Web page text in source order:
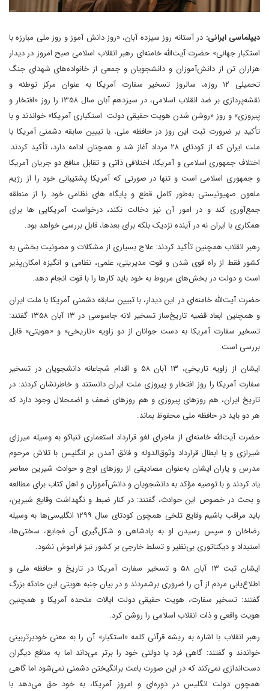
دیپلماسی ایرانی: در آستانه روز سیزده آبان، «روز دانش آموز و روز ملی مبارزه با
استکبار جهانی» حضرت آیت‌الله خامنه‌ای رهبر انقلاب اسلامی صبح امروز در دیدار
هزاران تن از دانش‌آموزان و دانشجویان و جمعی از خانواده‌های شهدای جنگ
تحمیلی ۱۲ روزه، سالروز تسخیر سفارت آمریکا به عنوان مرکز توطئه و
نقشه‌پردازی بر ضد انقلاب اسلامی، در سیزدهم آبان سال ۱۳۵۸ را روز «افتخار و
پیروزی» و روز «روشن شدن هویت حقیقی دولت استکباری آمریکا» خواندند و با
تأکید بر ضرورت ثبت این روز در حافظه ملی، با تبیین سابقه دشمنی آمریکا با
ملت ایران که از کودتای ۲۸ مرداد آغاز شد و همچنان ادامه دارد، تأکید کردند:
اختلاف جمهوری اسلامی و آمریکا، اختلافی ذاتی و تقابل منافع دو جریان آمریکا
و جمهوری اسلامی است و تنها در صورتی که آمریکا پشتیبانی خود را از رژیم
ملعون صهیونیستی به‌طور کامل قطع و پایگاه های نظامی خود را از منطقه
جمع‌آوری کند و در امور آن نیز دخالت نکند، درخواست آمریکایی ها برای
همکاری با ایران نه در آینده نزدیک بلکه برای بعدها، قابل بررسی خواهد بود.
رهبر انقلاب همچنین تأکید کردند: علاج بسیاری از مشکلات و مصونیت بخشی به
کشور فقط از راه قوی شدن و قوت مدیریتی، علمی، نظامی و انگیزه امکان‌پذیر
است و دولت در بخش‌های مربوط به خود باید کارها را با قوت انجام دهد.
حضرت آیت‌الله خامنه‌ای در این دیدار، با تبیین سابقه دشمنی آمریکا با ملت ایران
و همچنین ابعاد قضیه تاریخ‌ساز تسخیر لانه جاسوسی در ۱۳ آبان ۱۳۵۸ گفتند:
تسخیر سفارت آمریکا به دست جوانان از دو زاویه «تاریخی» و «هویتی» قابل
بررسی است.
ایشان از زاویه تاریخی، ۱۳ آبان ۵۸ و اقدام شجاعانه دانشجویان در تسخیر
سفارت آمریکا را روز افتخار و پیروزی ملت ایران دانستند و خاطرنشان کردند: در
تاریخ ایران، هم روزهای پیروزی و هم روزهای ضعف و اضمحلال وجود دارد که
هر دو باید در حافظه ملی محفوظ بماند.
حضرت آیت‌الله خامنه‌ای از ماجرای لغو قرارداد استعماری تنباکو به وسیله میرزای
شیرازی و یا ابطال قرارداد وثوق‌الدوله و فائق آمدن بر انگلیس با تلاش مرحوم
مدرس و یاران ایشان به‌عنوان مصادیقی از روزهای اوج و حوادث شیرین معاصر
یاد کردند و با توصیه مؤکد به دانشجویان و دانش‌آموزان و اهل کتاب برای مطالعه
و بحث در خصوص این حوادث، گفتند: در کنار ضبط و نگهداشت وقایع شیرین،
باید مراقب باشیم وقایع تلخی همچون کودتای سال ۱۲۹۹ انگلیسی‌ها به وسیله
رضاخان و سپس رسیدن او به پادشاهی و شکل‌گیری آن فجایع، سختی‌ها،
استبداد و دیکتاتوری بی‌نظیر و تسلط خارجی بر کشور نیز فراموش نشود.
ایشان ثبت ۱۳ آبان ۵۸ و تسخیر سفارت آمریکا در تاریخ و حافظه ملی و
اطلاع‌یابی مردم از آن را ضروری برشمردند و در بیان جنبه هویتی این حادثه بزرگ
گفتند: تسخیر سفارت، هویت حقیقی دولت ایالات متحده آمریکا و همچنین
هویت واقعی و ذات انقلاب اسلامی را روشن کرد.
رهبر انقلاب با اشاره به ریشه قرآنی کلمه «استکبار» آن را به معنی خودبرتربینی
خواندند و گفتند: گاهی فرد یا دولتی خود را برتر می‌داند اما به منافع دیگران
دست‌اندازی نمی‌کند که در این صورت باعث برانگیختن دشمنی نمی‌شود اما گاهی
همچون دولت انگلیس در دوره‌ای و امروز آمریکا، به خود حق می‌دهد با